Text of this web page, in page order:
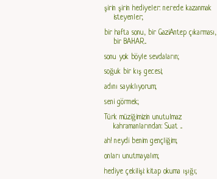
şirin şirin hediyeler: nerede kazanmak
isteyenler;
bir hafta sonu, bir GaziAntep çıkarması,
bir BAHAR...
sonu yok böyle sevdaların;
soğuk bir kış gecesi;
adını sayıklıyorum;
seni görmek;
Türk müziğimizin unutulmaz
kahramanlarından: Suat ...
ah! neydi benim gençliğim;
onları unutmayalım;
hediye çekilişi: kitap okuma ışığı;